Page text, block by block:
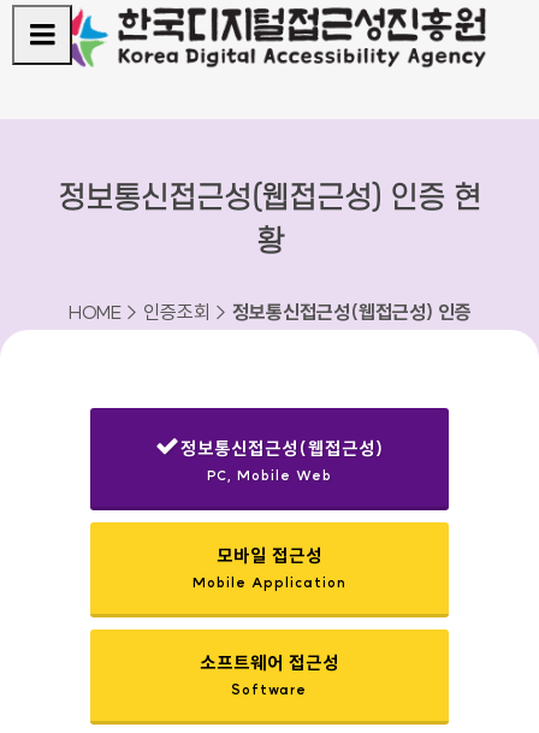
정보통신접근성(웹접근성) 인증 현
황
HOME > 인증조회 > 정보통신접근성(웹접근성) 인증
정보통신접근성(웹접근성)
PC, Mobile Web
모바일 접근성
Mobile Application
소프트웨어 접근성
Software